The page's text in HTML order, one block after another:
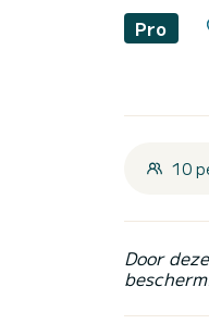
Pro
10
Door